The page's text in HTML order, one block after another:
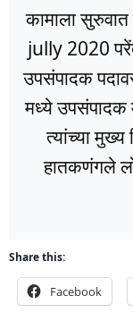
कामाला
jully 2020
उपसंपादक
मध्ये उपसंपादक
त्यांच्या
हातकणंगले
Share this:
Facebook